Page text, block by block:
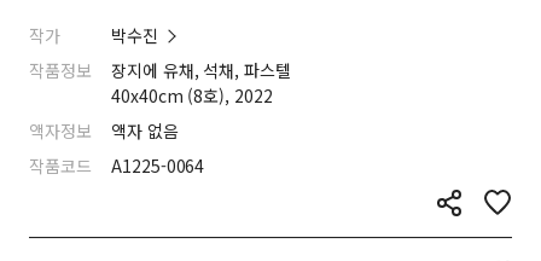
작가
박수진
작품정보
장지에 유채, 석채, 파스텔
40x40cm (8호), 2022
액자정보
액자 없음
작품코드
A1225-0064